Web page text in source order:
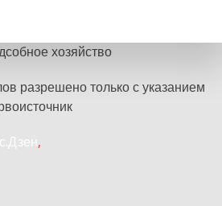
хозяйство
разрешено только с указанием
,